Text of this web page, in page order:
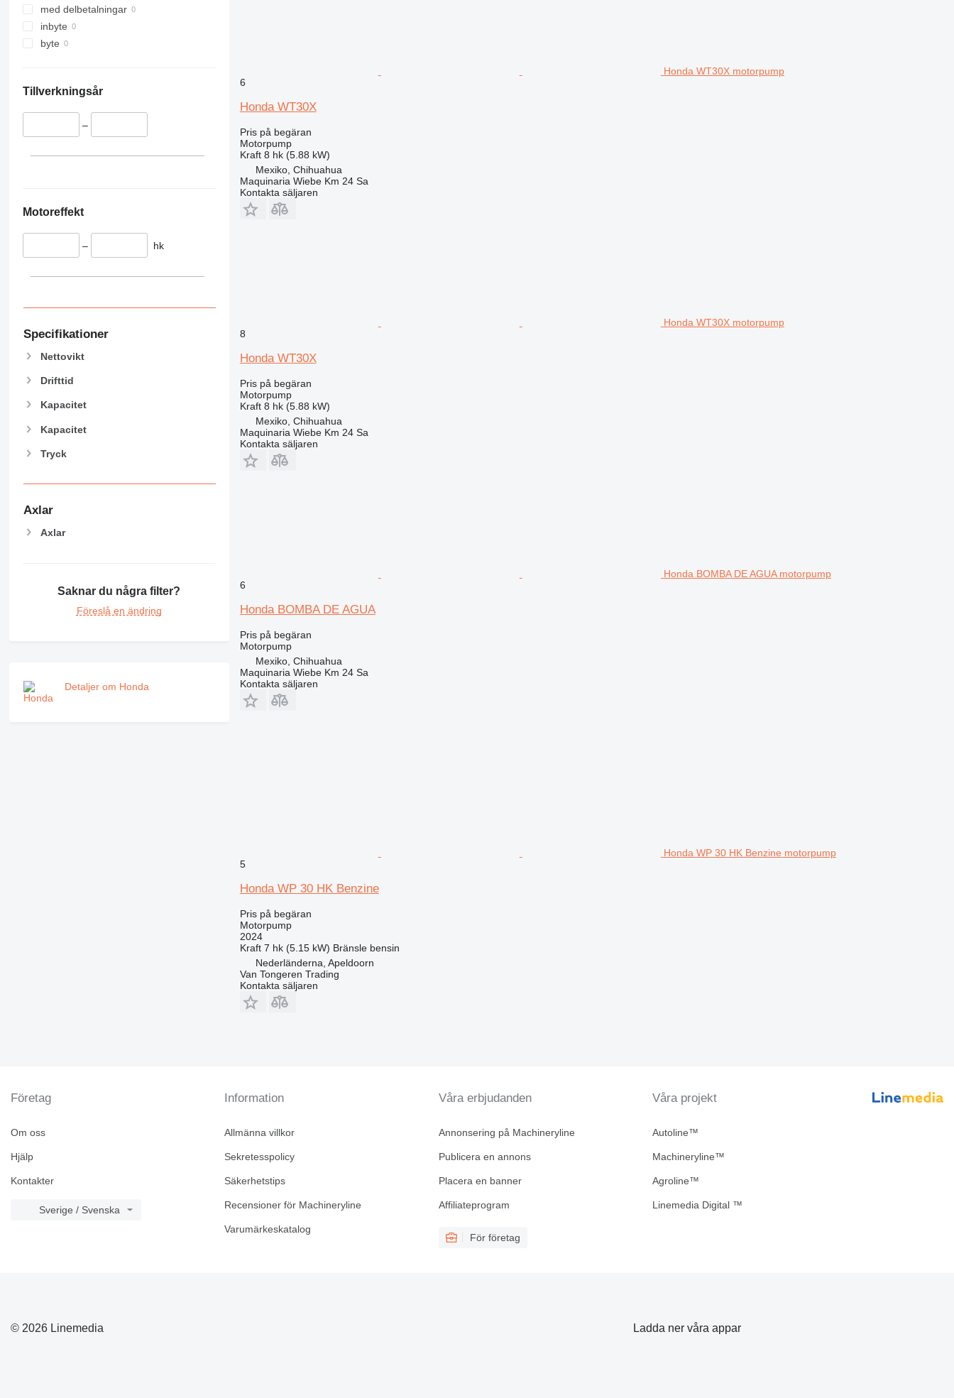
med delbetalningar
inbyte
byte
Tillverkningsår
–
Motoreffekt
– hk
Specifikationer
Nettovikt
Drifttid
Kapacitet
Kapacitet
Tryck
Axlar
Axlar
Saknar du några filter?
Föreslå en ändring
Detaljer om Honda
Honda WT30X motorpump
6
Honda WT30X
Pris på begäran
Motorpump
Kraft 8 hk (5.88 kW)
Mexiko, Chihuahua
Maquinaria Wiebe Km 24 Sa
Kontakta säljaren
Honda WT30X motorpump
8
Honda WT30X
Pris på begäran
Motorpump
Kraft 8 hk (5.88 kW)
Mexiko, Chihuahua
Maquinaria Wiebe Km 24 Sa
Kontakta säljaren
Honda BOMBA DE AGUA motorpump
6
Honda BOMBA DE AGUA
Pris på begäran
Motorpump
Mexiko, Chihuahua
Maquinaria Wiebe Km 24 Sa
Kontakta säljaren
Honda WP 30 HK Benzine motorpump
5
Honda WP 30 HK Benzine
Pris på begäran
Motorpump
2024
Kraft 7 hk (5.15 kW) Bränsle bensin
Nederländerna, Apeldoorn
Van Tongeren Trading
Kontakta säljaren
Företag
Om oss
Hjälp
Kontakter
Sverige / Svenska
Information
Allmänna villkor
Sekretesspolicy
Säkerhetstips
Recensioner för Machineryline
Varumärkeskatalog
Våra erbjudanden
Annonsering på Machineryline
Publicera en annons
Placera en banner
Affiliateprogram
För företag
Våra projekt
Autoline™
Machineryline™
Agroline™
Linemedia Digital ™
© 2026 Linemedia Ladda ner våra appar